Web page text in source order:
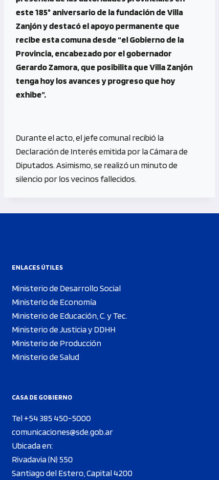
este 185° aniversario de la fundación de Villa
Zanjón y destacó el apoyo permanente que
recibe esta comuna desde “el Gobierno de la
Provincia, encabezado por el gobernador
Gerardo Zamora, que posibilita que Villa Zanjón
tenga hoy los avances y progreso que hoy
exhibe”.
Durante el acto, el jefe comunal recibió la
Declaración de Interés emitida por la Cámara de
Diputados. Asimismo, se realizó un minuto de
silencio por los vecinos fallecidos.
ENLACES ÚTILES
Ministerio de Desarrollo Social
Ministerio de Economía
Ministerio de Educación, C. y Tec.
Ministerio de Justicia y DDHH
Ministerio de Producción
Ministerio de Salud
CASA DE GOBIERNO
Tel +54 385 450-5000
comunicaciones@sde.gob.ar
Ubicada en:
Rivadavia (N) 550
Santiago del Estero, Capital 4200